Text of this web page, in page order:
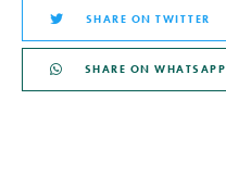
SHARE ON TWITTER
SHARE ON WHATSAPP